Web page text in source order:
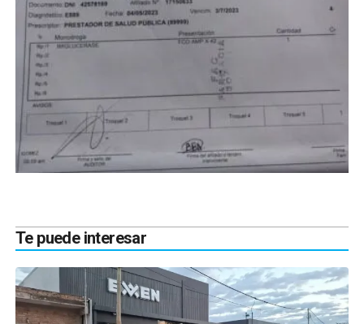
Te puede interesar